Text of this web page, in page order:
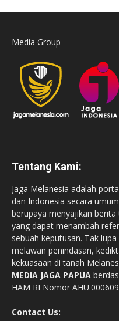
Media Group
Tentang Kami:
Jaga Melanesia adalah
dan Indonesia secara
berupaya menyajikan
yang dapat menambah
sebuah keputusan. Tak
melawan penindasan,
kekuasaan di tanah
MEDIA JAGA PAPUA
HAM RI Nomor
Contact Us: